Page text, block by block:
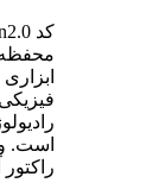
محفظه
است. و